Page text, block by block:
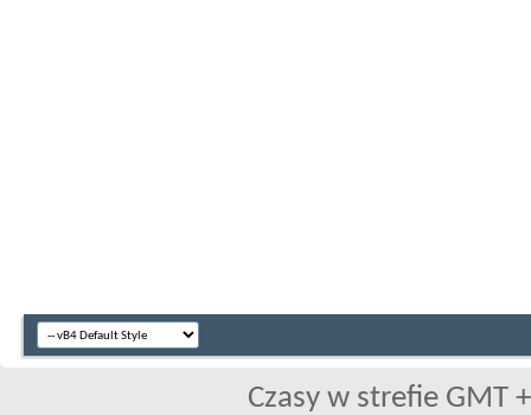
Czasy w strefie GMT